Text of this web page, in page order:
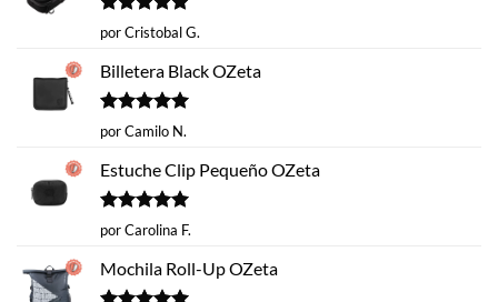
Valorado
con
por Cristobal G.
Billetera Black OZeta
Valorado
con
por Camilo N.
Estuche Clip Pequeño OZeta
Valorado
con
por Carolina F.
Mochila Roll-Up OZeta